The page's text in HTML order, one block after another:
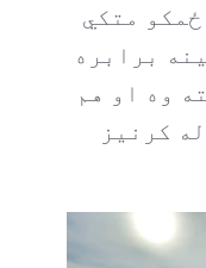
ځمکو متکي
برابره
وه او هم
کرنیز